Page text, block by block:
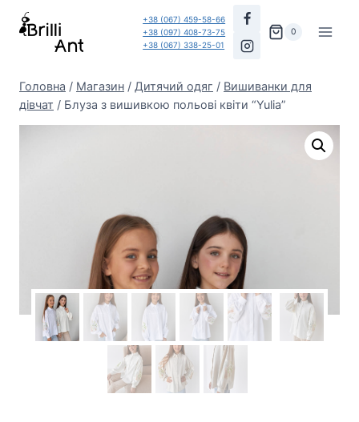
Перейти
+38 (067) 459-58-66
+38 (097) 408-73-75
+38 (067) 338-25-01
0
Головна / Магазин / Дитячий одяг / Вишиванки для
дівчат / Блуза з вишивкою польові квіти “Yulia”